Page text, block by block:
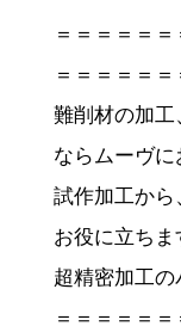
＝＝＝＝＝
＝＝＝＝＝＝
難削材の加
ならムーヴ
試作加工から
お役に立ちま
超精密加工
＝＝＝＝＝